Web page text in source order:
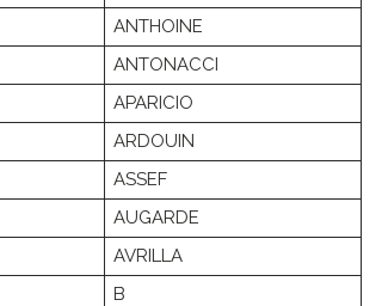
ANTHOINE
ANTONACCI
APARICIO
ARDOUIN
ASSEF
AUGARDE
AVRILLA
B